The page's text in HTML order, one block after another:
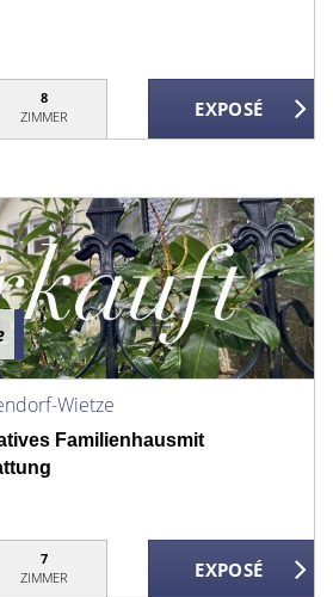
8
ZIMMER
Wietze
Familienhausmit
7
ZIMMER